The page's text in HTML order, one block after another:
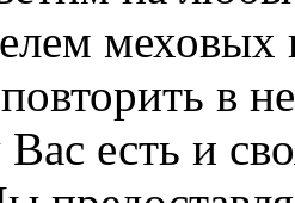
в
есть и